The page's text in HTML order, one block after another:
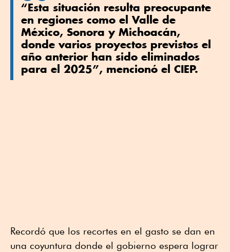
“Esta situación resulta preocupante
en regiones como el Valle de
México, Sonora y Michoacán,
donde varios proyectos previstos el
año anterior han sido eliminados
para el 2025”, mencionó el CIEP.
Recordó que los recortes en el gasto se dan en
una coyuntura donde el gobierno espera lograr